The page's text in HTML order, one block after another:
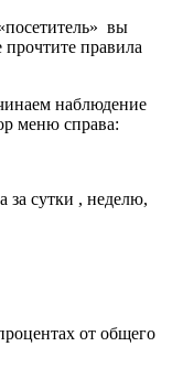
вы
правила
наблюдение
меню справа:
за сутки , неделю,
от общего